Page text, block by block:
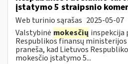
įstatymo 5 straipsnio
Web turinio sąrašas 2025-05-07
Valstybinė mokesčių inspekcija
Respublikos finansų ministerijos
praneša, kad Lietuvos
mokesčio įstatymo 5...